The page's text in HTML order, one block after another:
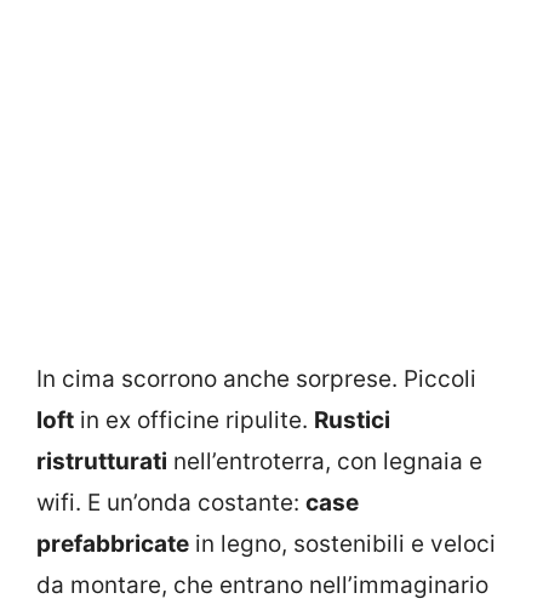
In cima scorrono anche sorprese. Piccoli
loft in ex officine ripulite. Rustici
ristrutturati nell’entroterra, con legnaia e
wifi. E un’onda costante: case
prefabbricate in legno, sostenibili e veloci
da montare, che entrano nell’immaginario